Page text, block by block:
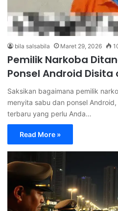
bila salsabila Maret 29, 2026
Pemilik Narkoba
Ponsel Android Disita
Saksikan bagaimana pemilik
menyita sabu dan ponsel
terbaru yang perlu Anda…
Read More »